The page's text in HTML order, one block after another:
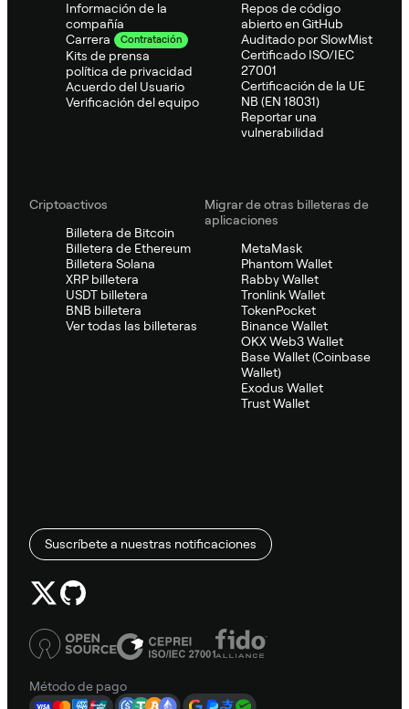
Información de la
compañía
Carrera
Contratación
Kits de prensa
política de privacidad
Acuerdo del Usuario
Verificación del equipo
Repos de código
abierto en GitHub
Auditado por SlowMist
Certificado ISO/IEC
27001
Certificación de la UE
NB (EN 18031)
Reportar una
vulnerabilidad
Criptoactivos
Billetera de Bitcoin
Billetera de Ethereum
Billetera Solana
XRP billetera
USDT billetera
BNB billetera
Ver todas las billeteras
Migrar de otras billeteras de
aplicaciones
MetaMask
Phantom Wallet
Rabby Wallet
Tronlink Wallet
TokenPocket
Binance Wallet
OKX Web3 Wallet
Base Wallet (Coinbase
Wallet)
Exodus Wallet
Trust Wallet
Suscríbete a nuestras notificaciones
Método de pago